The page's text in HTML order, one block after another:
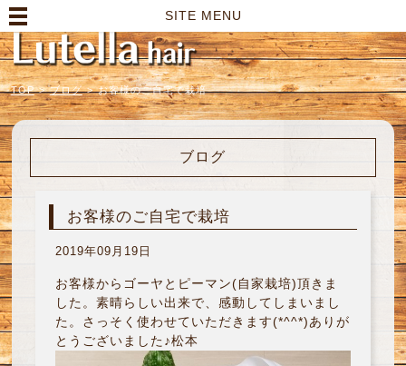
SITE MENU
TOP > ブログ > お客様のご自宅で栽培
ブログ
お客様のご自宅で栽培
2019年09月19日
お客様からゴーヤとピーマン(自家栽培)頂きま
した。素晴らしい出来で、感動してしまいまし
た。さっそく使わせていただきます(*^^*)ありが
とうございました♪松本